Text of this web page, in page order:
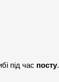
під час посту.